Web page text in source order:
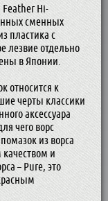
Hi-
сменных
пластика с
лезвие отдельно
в Японии.
относится к
черты классики
аксессуара
чего ворс
из ворса
и
– Pure, это